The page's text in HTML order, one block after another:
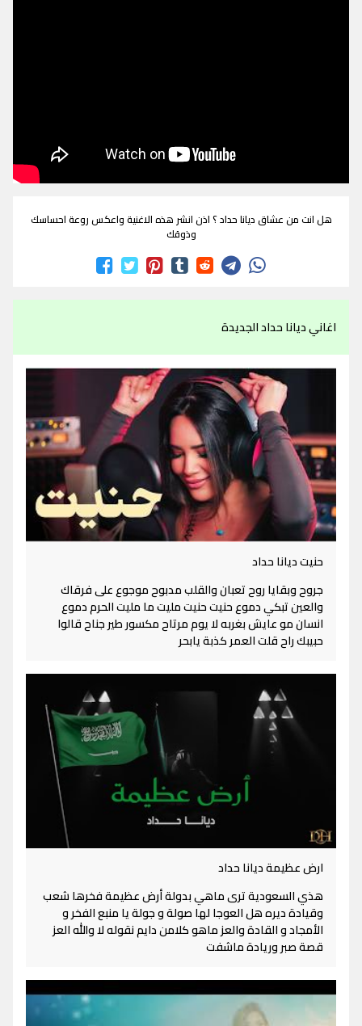
هل انت من عشاق ديانا حداد ؟ اذن انشر هذه الاغنية واعكس روعة احساسك
وذوقك
اغاني ديانا حداد الجديدة
حنيت ديانا حداد
جروح وبقايا روح تعبان والقلب مدبوح موجوع على فرقاك
والعين تبكي دموع حنيت حنيت مليت ما مليت الحرم دموع
انسان مو عايش بغربه لا يوم مرتاح مكسور طير جناح قالوا
حبيبك راح قلت العمر كذبة يابحر
ارض عظيمة ديانا حداد
هذي السعودية ترى ماهي بدولة أرض عظيمة فخرها شعب
وقيادة ديره هل العوجا لها صولة و جولة يا منبع الفخر و
الأمجاد و القادة والعز ماهو كلامن دايم نقوله لا والله العز
قصة صبر وريادة ماشفت